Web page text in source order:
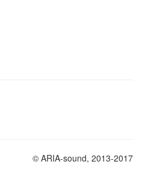
© ARIA-sound, 2013-2017